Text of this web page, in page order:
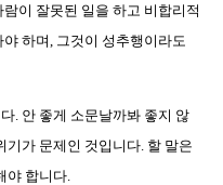
람이 잘못된 일을 하고 비합리적
하며
그것이 성추행이라도
안 좋게 소문날까봐 좋지 않
기가 문제인 것입니다 할 말은
야 합니다